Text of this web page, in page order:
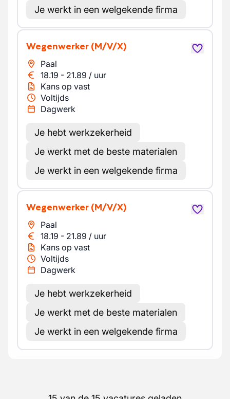
Je werkt in een welgekende firma
Wegenwerker (M/V/X)
Paal
18.19 - 21.89 / uur
Kans op vast
Voltijds
Dagwerk
Je hebt werkzekerheid
Je werkt met de beste materialen
Je werkt in een welgekende firma
Wegenwerker (M/V/X)
Paal
18.19 - 21.89 / uur
Kans op vast
Voltijds
Dagwerk
Je hebt werkzekerheid
Je werkt met de beste materialen
Je werkt in een welgekende firma